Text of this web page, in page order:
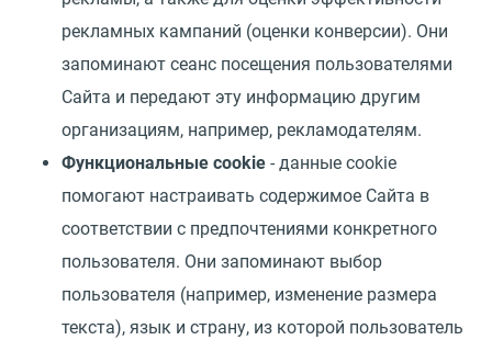
рекламных кампаний (оценки конверсии). Они
запоминают сеанс посещения пользователями
Сайта и передают эту информацию другим
организациям, например, рекламодателям.
Функциональные cookie - данные cookie
помогают настраивать содержимое Сайта в
соответствии с предпочтениями конкретного
пользователя. Они запоминают выбор
пользователя (например, изменение размера
текста), язык и страну, из которой пользователь